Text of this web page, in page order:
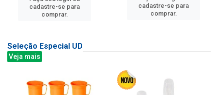
cadastre-se para
comprar.
cadastre-se para
comprar.
Seleção Especial UD
Veja mais